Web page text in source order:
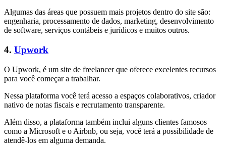
Algumas das áreas que possuem mais projetos dentro do site são:
engenharia, processamento de dados, marketing, desenvolvimento
de software, serviços contábeis e jurídicos e muitos outros.
4. Upwork
O Upwork, é um site de freelancer que oferece excelentes recursos
para você começar a trabalhar.
Nessa plataforma você terá acesso a espaços colaborativos, criador
nativo de notas fiscais e recrutamento transparente.
Além disso, a plataforma também inclui alguns clientes famosos
como a Microsoft e o Airbnb, ou seja, você terá a possibilidade de
atendê-los em alguma demanda.